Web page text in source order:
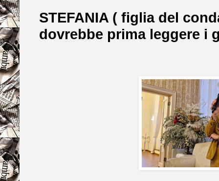
STEFANIA ( figlia del
dovrebbe prima leggere i